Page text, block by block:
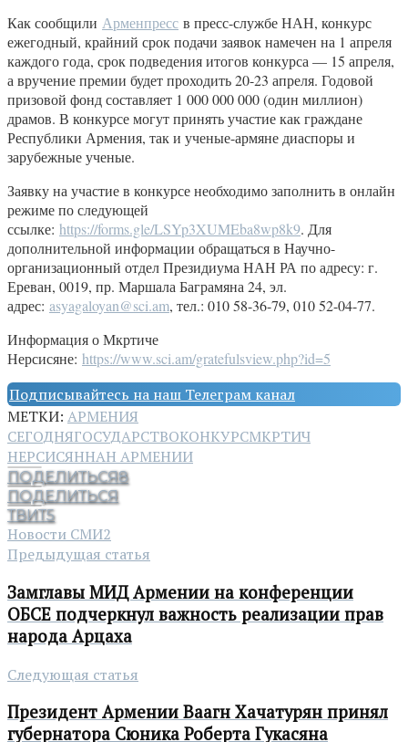
Как сообщили Арменпресс в пресс-службе НАН, конкурс
ежегодный, крайний срок подачи заявок намечен на 1 апреля
каждого года, срок подведения итогов конкурса — 15 апреля,
а вручение премии будет проходить 20-23 апреля. Годовой
призовой фонд составляет 1 000 000 000 (один миллион)
драмов. В конкурсе могут принять участие как граждане
Республики Армения, так и ученые-армяне диаспоры и
зарубежные ученые.
Заявку на участие в конкурсе необходимо заполнить в онлайн
режиме по следующей
ссылке: https://forms.gle/LSYp3XUMEba8wp8k9. Для
дополнительной информации обращаться в Научно-
организационный отдел Президиума НАН РА по адресу: г.
Ереван, 0019, пр. Маршала Баграмяна 24, эл.
адрес: asyagaloyan@sci.am, тел.: 010 58-36-79, 010 52-04-77.
Информация о Мкртиче
Нерсисяне: https://www.sci.am/gratefulsview.php?id=5
Подписывайтесь на наш Телеграм канал
МЕТКИ: АРМЕНИЯ
СЕГОДНЯГОСУДАРСТВОКОНКУРСМКРТИЧ
НЕРСИСЯННАН АРМЕНИИ
ПОДЕЛИТЬСЯ8
ПОДЕЛИТЬСЯ
ТВИТ5
Новости СМИ2
Предыдущая статья
Замглавы МИД Армении на конференции
ОБСЕ подчеркнул важность реализации прав
народа Арцаха
Следующая статья
Президент Армении Ваагн Хачатурян принял
губернатора Сюника Роберта Гукасяна